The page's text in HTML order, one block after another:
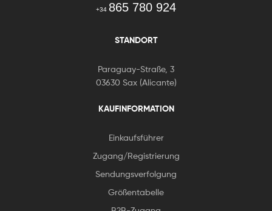
+34 865 780 924
STANDORT
Paraguay-Straße, 3
03630 Sax (Alicante)
KAUFINFORMATION
Einkaufsführer
Zugang/Registrierung
Sendungsverfolgung
Größentabelle